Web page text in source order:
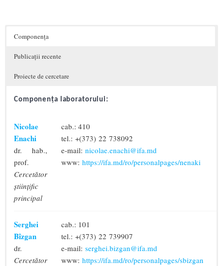
Componența
Publicații recente
Proiecte de cercetare
Componenţa laboratorului:
Nicolae
Enachi
dr. hab.,
prof.
Cercetător
științific
principal
cab.: 410
tel.: +(373) 22 738092
e-mail: nicolae.enachi@ifa.md
www: https://ifa.md/ro/personalpages/nenaki
Serghei
Bîzgan
dr.
Cercetător
cab.: 101
tel.: +(373) 22 739907
e-mail: serghei.bizgan@ifa.md
www: https://ifa.md/ro/personalpages/sbizgan